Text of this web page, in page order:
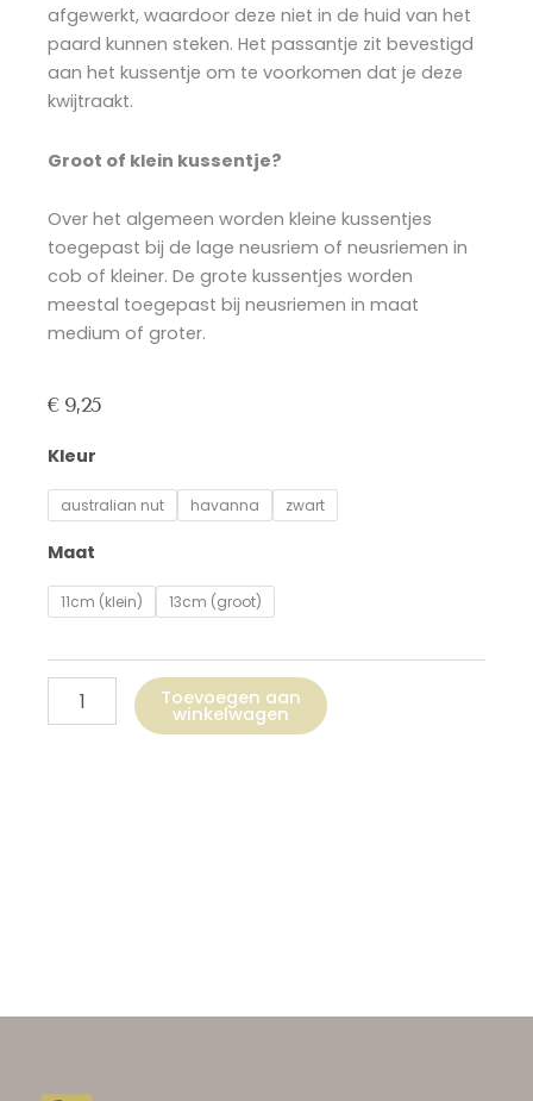
afgewerkt, waardoor deze niet in de huid van het
paard kunnen steken. Het passantje zit bevestigd
aan het kussentje om te voorkomen dat je deze
kwijtraakt.
Groot of klein kussentje?
Over het algemeen worden kleine kussentjes
toegepast bij de lage neusriem of neusriemen in
cob of kleiner. De grote kussentjes worden
meestal toegepast bij neusriemen in maat
medium of groter.
€9,25
Kleur
australian nut havanna zwart
Maat
11cm (klein) 13cm (groot)
aantal
Toevoegen aan
winkelwagen